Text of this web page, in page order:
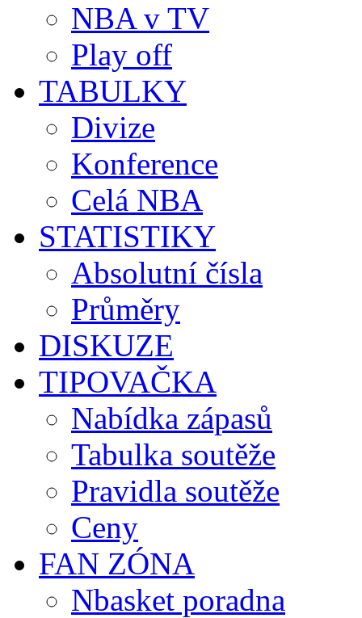
NBA v TV
Play off
TABULKY
Divize
Konference
Celá NBA
STATISTIKY
Absolutní čísla
Průměry
DISKUZE
TIPOVAČKA
Nabídka zápasů
Tabulka soutěže
Pravidla soutěže
Ceny
FAN ZÓNA
Nbasket poradna